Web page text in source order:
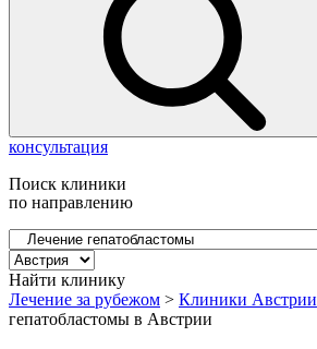
консультация
Поиск клиники
по направлению
Найти клинику
Лечение за рубежом > Клиники Австрии
гепатобластомы в Австрии